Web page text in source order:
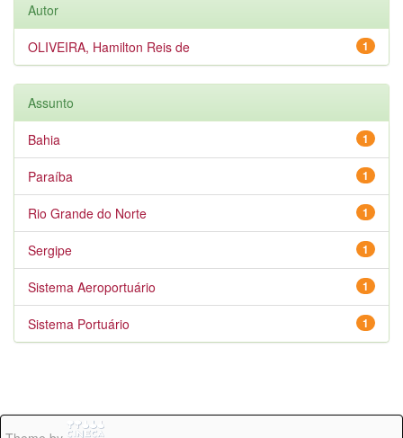
Autor
1
OLIVEIRA, Hamilton Reis de
Assunto
1
Bahia
1
Paraíba
1
Rio Grande do Norte
1
Sergipe
1
Sistema Aeroportuário
1
Sistema Portuário